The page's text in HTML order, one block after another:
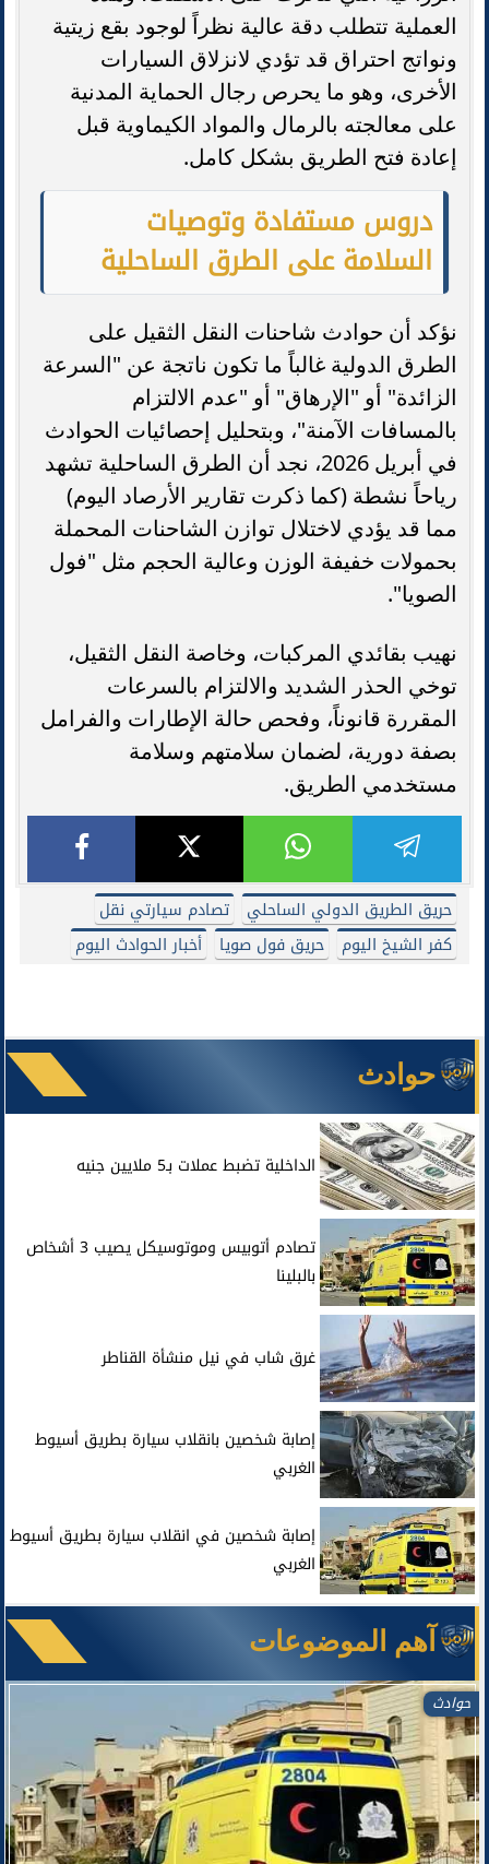
العملية تتطلب دقة عالية نظراً لوجود بقع زيتية
ونواتج احتراق قد تؤدي لانزلاق السيارات
الأخرى، وهو ما يحرص رجال الحماية المدنية
على معالجته بالرمال والمواد الكيماوية قبل
إعادة فتح الطريق بشكل كامل.
دروس مستفادة وتوصيات
السلامة على الطرق الساحلية
نؤكد أن حوادث شاحنات النقل الثقيل على
الطرق الدولية غالباً ما تكون ناتجة عن "السرعة
الزائدة" أو "الإرهاق" أو "عدم الالتزام
بالمسافات الآمنة"، وبتحليل إحصائيات الحوادث
في أبريل 2026، نجد أن الطرق الساحلية تشهد
رياحاً نشطة (كما ذكرت تقارير الأرصاد اليوم)
مما قد يؤدي لاختلال توازن الشاحنات المحملة
بحمولات خفيفة الوزن وعالية الحجم مثل "فول
الصويا".
نهيب بقائدي المركبات، وخاصة النقل الثقيل،
توخي الحذر الشديد والالتزام بالسرعات
المقررة قانوناً، وفحص حالة الإطارات والفرامل
بصفة دورية، لضمان سلامتهم وسلامة
مستخدمي الطريق.
حريق الطريق الدولي الساحلي
تصادم سيارتي نقل
كفر الشيخ اليوم
حريق فول صويا أخبار الحوادث اليوم
حوادث
الداخلية تضبط عملات بـ5 ملايين جنيه
تصادم أتوبيس وموتوسيكل يصيب 3 أشخاص
بالبلينا
غرق شاب في نيل منشأة القناطر
إصابة شخصين بانقلاب سيارة بطريق أسيوط
الغربي
إصابة شخصين في انقلاب سيارة بطريق أسيوط
الغربي
آهم الموضوعات
حوادث